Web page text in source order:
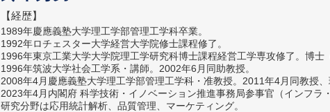
【経歴】
1989年慶應義塾大学理工学部管理工学科卒業。
1992年ロチェスター大学経営大学院修士課程修了。
1996年東京工業大学大学院理工学研究科博士課程経営工学専攻修了。博士
1996年筑波大学社会工学系・講師。2002年6月同助教授。
2008年4月慶應義塾大学理工学部管理工学科・准教授。2011年4月同教授、
2023年4月内閣府 科学技術・イノベーション推進事務局参事官（インフラ
研究分野は応用統計解析、品質管理、マーケティング。